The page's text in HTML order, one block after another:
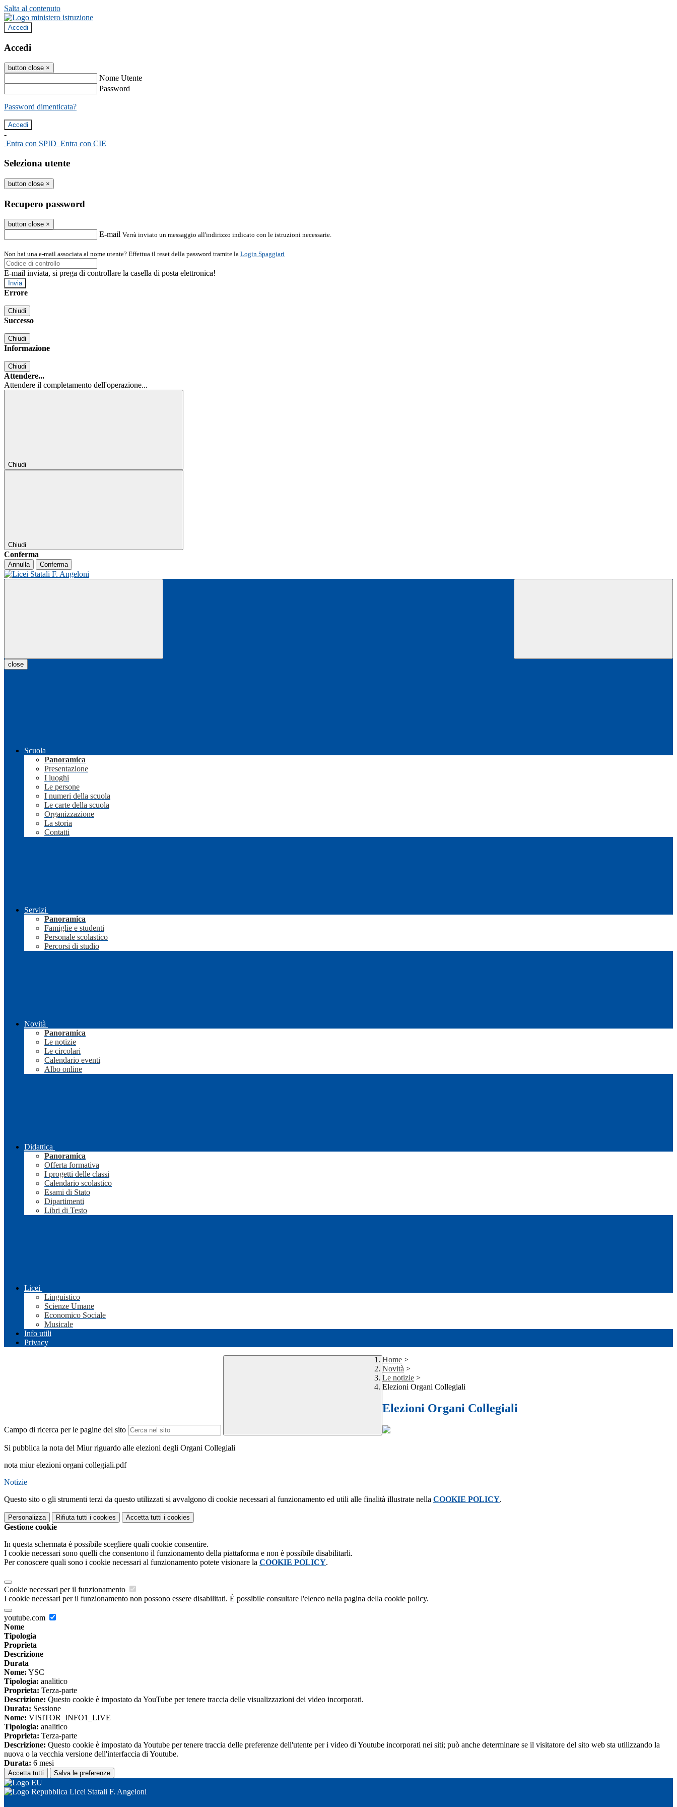
Salta al contenuto
Accedi
Accedi
button close ×
Nome Utente
Password
Password dimenticata?
-
Entra con SPID Entra con CIE
Seleziona utente
button close ×
Recupero password
button close ×
E-mail Verrà inviato un messaggio all'indirizzo indicato con le istruzioni necessarie.
Non hai una e-mail associata al nome utente? Effettua il reset della password tramite la Login Spaggiari
E-mail inviata, si prega di controllare la casella di posta elettronica!
Errore
Chiudi
Successo
Chiudi
Informazione
Chiudi
Attendere...
Attendere il completamento dell'operazione...
Chiudi
Chiudi
Conferma
Annulla Conferma
close
Scuola
Panoramica
Presentazione
I luoghi
Le persone
I numeri della scuola
Le carte della scuola
Organizzazione
La storia
Contatti
Servizi
Panoramica
Famiglie e studenti
Personale scolastico
Percorsi di studio
Novità
Panoramica
Le notizie
Le circolari
Calendario eventi
Albo online
Didattica
Panoramica
Offerta formativa
I progetti delle classi
Calendario scolastico
Esami di Stato
Dipartimenti
Libri di Testo
Licei
Linguistico
Scienze Umane
Economico Sociale
Musicale
Info utili
Privacy
Campo di ricerca per le pagine del sito
Home >
Novità >
Le notizie >
Elezioni Organi Collegiali
Elezioni Organi Collegiali
Si pubblica la nota del Miur riguardo alle elezioni degli Organi Collegiali
nota miur elezioni organi collegiali.pdf
Notizie
Questo sito o gli strumenti terzi da questo utilizzati si avvalgono di cookie necessari al funzionamento ed utili alle finalità illustrate nella COOKIE POLICY.
Personalizza Rifiuta tutti i cookies Accetta tutti i cookies
Gestione cookie
In questa schermata è possibile scegliere quali cookie consentire.
I cookie necessari sono quelli che consentono il funzionamento della piattaforma e non è possibile disabilitarli.
Per conoscere quali sono i cookie necessari al funzionamento potete visionare la COOKIE POLICY.
Cookie necessari per il funzionamento
I cookie necessari per il funzionamento non possono essere disabilitati. È possibile consultare l'elenco nella pagina della cookie policy.
youtube.com
Nome
Tipologia
Proprieta
Descrizione
Durata
Nome: YSC
Tipologia: analitico
Proprieta: Terza-parte
Descrizione: Questo cookie è impostato da YouTube per tenere traccia delle visualizzazioni dei video incorporati.
Durata: Sessione
Nome: VISITOR_INFO1_LIVE
Tipologia: analitico
Proprieta: Terza-parte
Descrizione: Questo cookie è impostato da Youtube per tenere traccia delle preferenze dell'utente per i video di Youtube incorporati nei siti; può anche determinare se il visitatore del sito web sta utilizzando la
nuova o la vecchia versione dell'interfaccia di Youtube.
Durata: 6 mesi
Accetta tutti Salva le preferenze
Licei Statali F. Angeloni